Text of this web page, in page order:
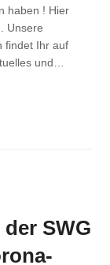
haben ! Hier
Unsere
findet Ihr auf
und…
SWG